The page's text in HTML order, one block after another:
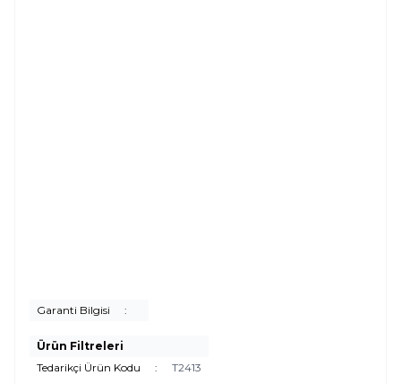
Garanti Bilgisi :
Ürün Filtreleri
Tedarikçi Ürün Kodu
: T2413